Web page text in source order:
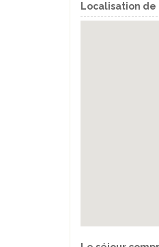
Localisation